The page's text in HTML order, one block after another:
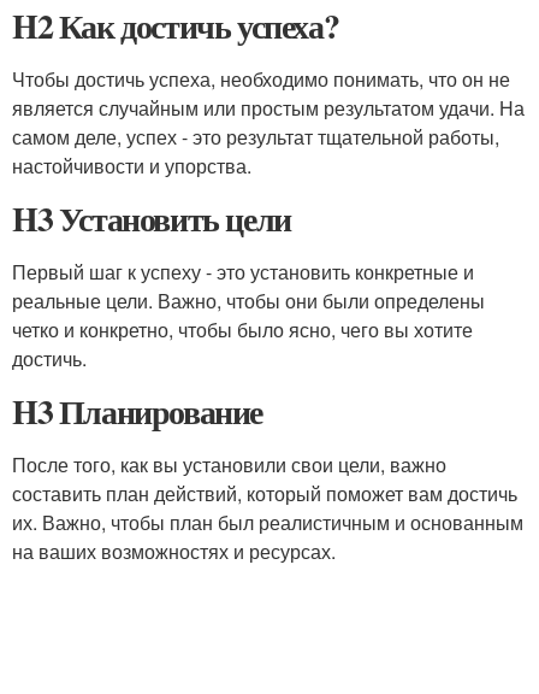
H2 Как достичь успеха?
Чтобы достичь успеха, необходимо понимать, что он не
является случайным или простым результатом удачи. На
самом деле, успех - это результат тщательной работы,
настойчивости и упорства.
H3 Установить цели
Первый шаг к успеху - это установить конкретные и
реальные цели. Важно, чтобы они были определены
четко и конкретно, чтобы было ясно, чего вы хотите
достичь.
H3 Планирование
После того, как вы установили свои цели, важно
составить план действий, который поможет вам достичь
их. Важно, чтобы план был реалистичным и основанным
на ваших возможностях и ресурсах.